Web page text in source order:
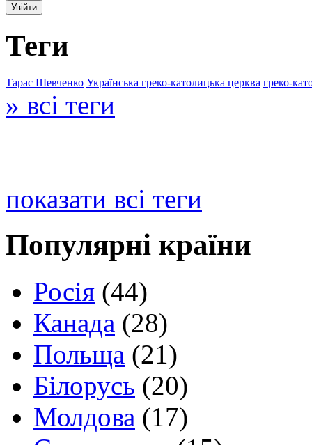
Теги
Тарас Шевченко Українська греко-католицька церква греко-
» всі теги
показати всі теги
Популярні країни
Росія (44)
Канада (28)
Польща (21)
Білорусь (20)
Молдова (17)